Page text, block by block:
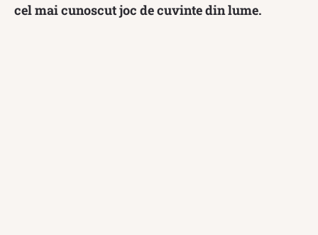
cel mai cunoscut joc de cuvinte din lume.